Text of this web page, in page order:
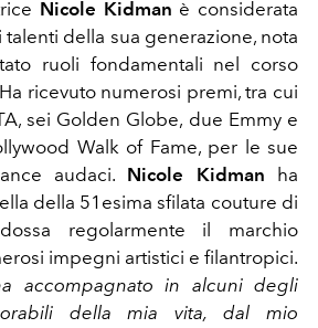
Nicole Kidman è considerata
della sua generazione, nota
ruoli fondamentali nel corso
ricevuto numerosi premi, tra cui
sei Golden Globe, due Emmy e
Walk of Fame, per le sue
audaci. Nicole Kidman ha
della 51esima sfilata couture di
regolarmente il marchio
impegni artistici e filantropici.
accompagnato in alcuni degli
della mia vita, dal mio